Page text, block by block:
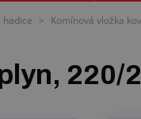
hadice > Komínová vložka
220/